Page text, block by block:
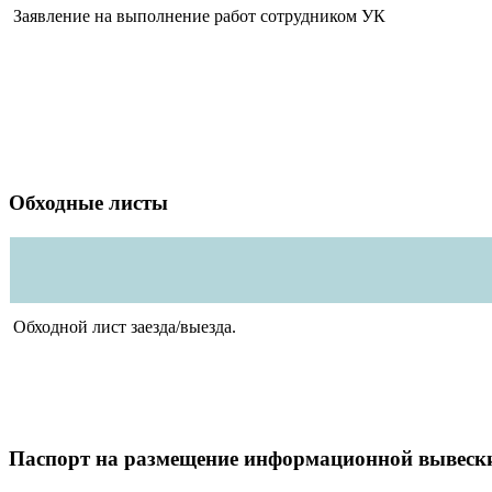
Заявление на выполнение работ сотрудником УК
Обходные листы
Обходной лист заезда/выезда.
Паспорт на размещение информационной